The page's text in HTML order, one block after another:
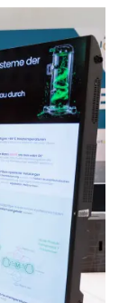
ECALIA
die die
steigern
up einen
das Team
unterstützt.